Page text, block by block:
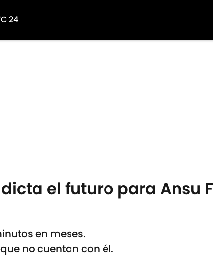
24
el futuro para Ansu
en meses.
no cuentan con él.